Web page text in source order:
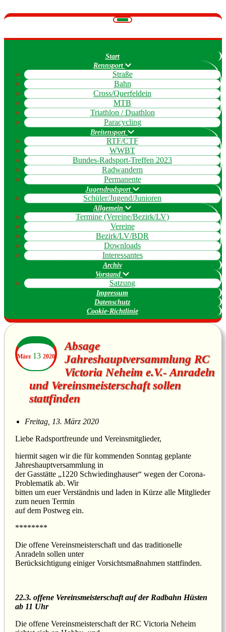
Navigation
Start
Rennsport
Straße
Bahn
Cross/Querfeldein
MTB
Triathlon / Duathlon
Paracycling
Breitensport
RTF/CTF
WWBT
Bundes-Radsport-Treffen 2023
Radwandern
Permanente
Jugendradsport
Schüler/Jugend/Junioren
Allgemein
Termine (Vereine/Bezirk/LV)
Vereine
Bezirk/LV/BDR
Downloads
Interessantes
Archiv
Vorstand
Satzung
Impressum
Datenschutz
Cookie-Richtlinie
März 13 2020
Absage
Jahreshauptversammlung RC
Victoria Neheim e.V.- Anradeln
und Vereinsmeisterschaft sollen
stattfinden
Freitag, 13. März 2020
Liebe Radsportfreunde und Vereinsmitglieder,
hiermit sagen wir die für kommenden Sonntag geplante
Jahreshauptversammlung in
der Gasstätte „1220 Schwiedinghauser“ wegen der Corona-
Problematik ab. Wir
bitten um euer Verständnis und laden in Kürze alle Mitglieder
zum neuen Termin
auf dem Postweg ein.
********
Die offene Vereinsmeisterschaft und das traditionelle
Anradeln sollen unter
Berücksichtigung einiger Vorsichtsmaßnahmen stattfinden.
22.3. offene Vereinsmeisterschaft auf der Radbahn Hüsten
ab 11 Uhr
Die offene Vereinsmeisterschaft der RC Victoria Neheim